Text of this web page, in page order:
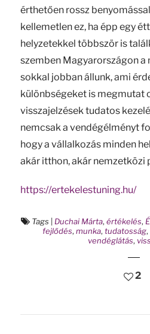
érthetően rossz
kellemetlen ez, ha épp egy
helyzetekkel többször is
szemben Magyarországon
sokkal jobban állunk, ami
különbségeket is megmutat
visszajelzések tudatos
nemcsak a vendégélményt
hogy a vállalkozás minden
akár itthon, akár nemzetközi
https://ertekelestuning.hu/
Tags Duchai Márta, értékelés,
fejlődés, munka, tudatosság,
vendéglátás,
2